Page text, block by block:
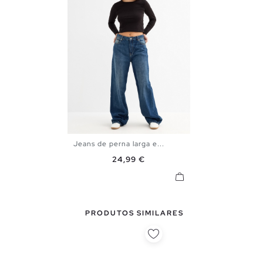
38
Jeans de perna larga e...
Preço
24,99 €
PRODUTOS SIMILARES